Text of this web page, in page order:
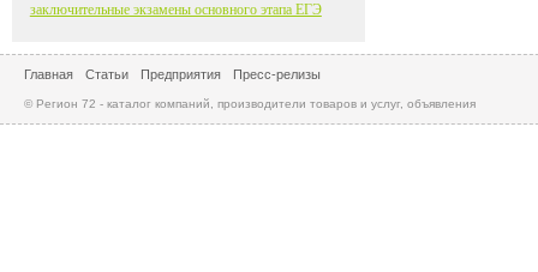
заключительные экзамены основного этапа ЕГЭ
Главная Статьи Предприятия Пресс-релизы
© Регион 72 - каталог компаний, производители товаров и услуг, объявления